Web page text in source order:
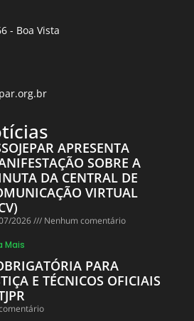
- Boa Vista
APRESENTA
SOBRE A
DA CENTRAL DE
VIRTUAL
2026
Nenhum comentário
Mais
PARA
E TÉCNICOS OFICIAIS